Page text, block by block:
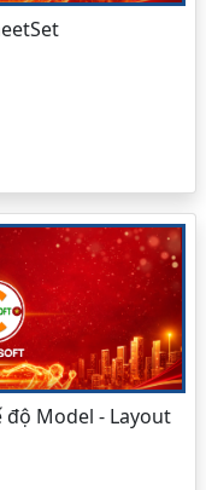
độ Model - Layout